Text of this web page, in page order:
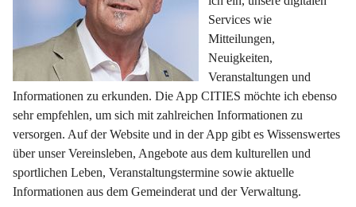
Services wie
Mitteilungen,
Neuigkeiten,
Veranstaltungen und
Informationen zu erkunden. Die App CITIES möchte ich ebenso
sehr empfehlen, um sich mit zahlreichen Informationen zu
versorgen. Auf der Website und in der App gibt es Wissenswertes
über unser Vereinsleben, Angebote aus dem kulturellen und
sportlichen Leben, Veranstaltungstermine sowie aktuelle
Informationen aus dem Gemeinderat und der Verwaltung.